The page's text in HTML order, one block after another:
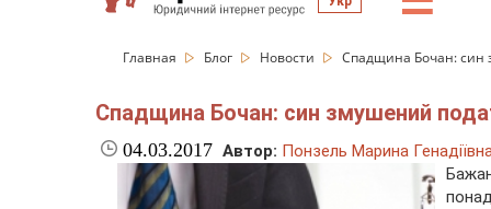
Главная Блог Новости Спадщина Бочан: син
Спадщина Бочан: син змушений
04.03.2017 Автор: Понзель Марина